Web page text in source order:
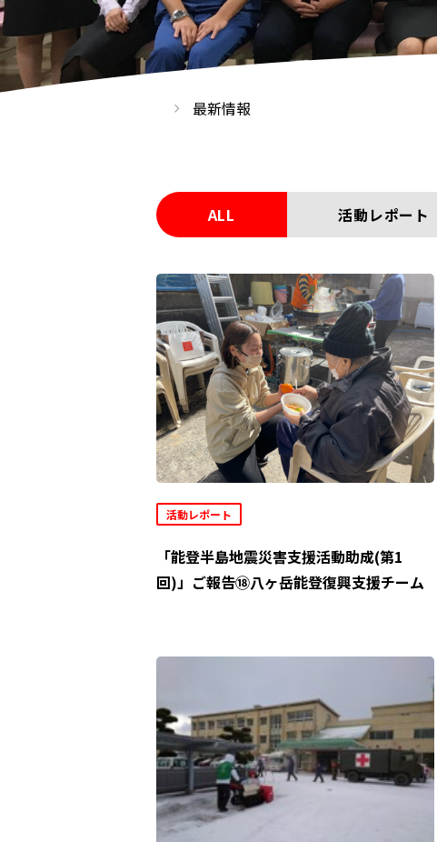
最新情報
ALL 活動レポート
活動レポート
「能登半島地震災害支援活動助成(第1
回)」ご報告⑱八ヶ岳能登復興支援チーム